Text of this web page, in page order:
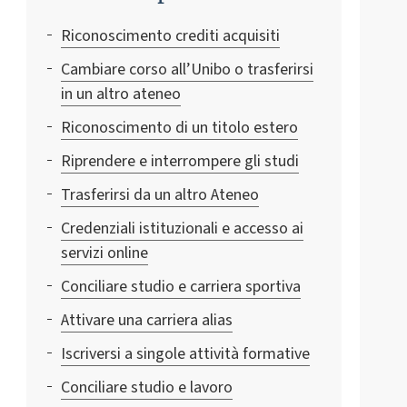
Riconoscimento crediti acquisiti
Cambiare corso all’Unibo o trasferirsi
in un altro ateneo
Riconoscimento di un titolo estero
Riprendere e interrompere gli studi
Trasferirsi da un altro Ateneo
Credenziali istituzionali e accesso ai
servizi online
Conciliare studio e carriera sportiva
Attivare una carriera alias
Iscriversi a singole attività formative
Conciliare studio e lavoro